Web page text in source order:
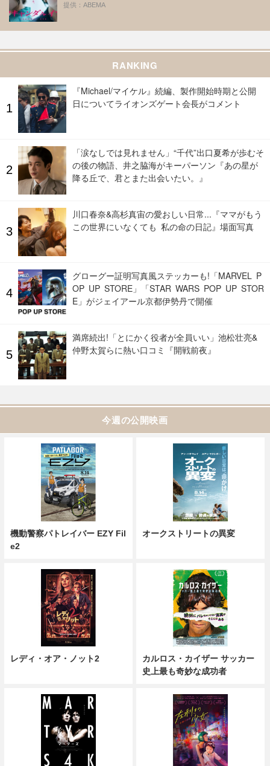
提供：ABEMA
RANKING
『Michael/マイケル』続編、製作開始時期と公開
日についてライオンズゲート会長がコメント
「涙なしでは見れません」“千代”出口夏希が歩むそ
の後の物語、井之脇海がキーパーソン『あの星が
降る丘で、君とまた出会いたい。』
川口春奈&高杉真宙の愛おしい日常...『ママがもう
この世界にいなくても 私の命の日記』場面写真
グローグー証明写真風ステッカーも!「MARVEL P
OP UP STORE」「STAR WARS POP UP STOR
E」がジェイアール京都伊勢丹で開催
満席続出!「とにかく役者が全員いい」池松壮亮&
仲野太賀らに熱い口コミ『開戦前夜』
今週の公開映画
機動警察パトレイバー EZY Fil
e2
オークストリートの異変
レディ・オア・ノット2
カルロス・カイザー サッカー
史上最も奇妙な成功者